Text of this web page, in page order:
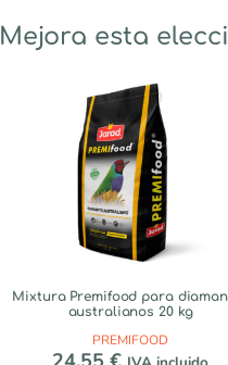
Mejora esta
Mixtura Premifood para
australianos 20 kg
PREMIFOOD